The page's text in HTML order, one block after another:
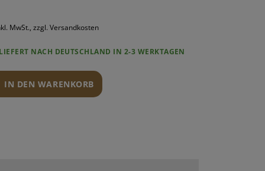
WARTUNG
MwSt., zzgl. Versandkosten
NACH DEUTSCHLAND IN 2-3 WERKTAGEN
IN DEN WARENKORB